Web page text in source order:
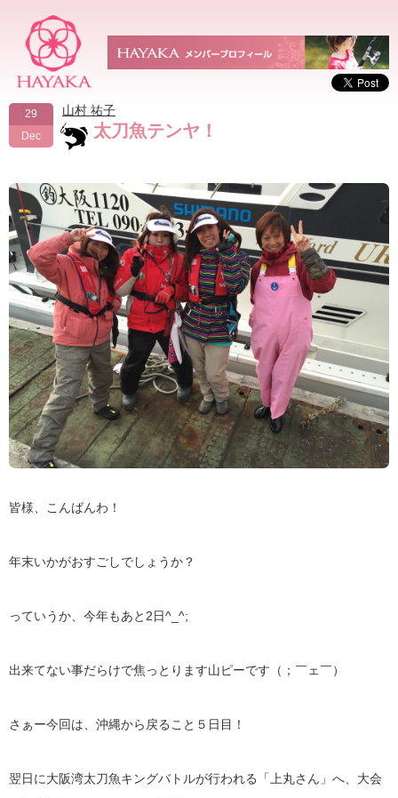
29
Dec
山村 祐子
太刀魚テンヤ！
皆様、こんばんわ！
年末いかがおすごしでしょうか？
っていうか、今年もあと2日^_^;
出来てない事だらけで焦っとります山ピーです（；￣ェ￣）
さぁー今回は、沖縄から戻ること５日目！
翌日に大阪湾太刀魚キングバトルが行われる「上丸さん」へ、大会